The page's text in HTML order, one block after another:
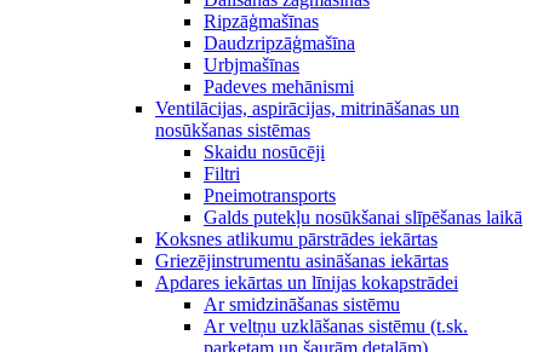
Ripzāģmašīnas
Daudzripzāģmašīna
Urbjmašīnas
Padeves mehānismi
Ventilācijas, aspirācijas, mitrināšanas un
nosūkšanas sistēmas
Skaidu nosūcēji
Filtri
Pneimotransports
Galds putekļu nosūkšanai slīpēšanas laikā
Koksnes atlikumu pārstrādes iekārtas
Griezējinstrumentu asināšanas iekārtas
Apdares iekārtas un līnijas kokapstrādei
Ar smidzināšanas sistēmu
Ar veltņu uzklāšanas sistēmu (t.sk.
parketam un šaurām detaļām)